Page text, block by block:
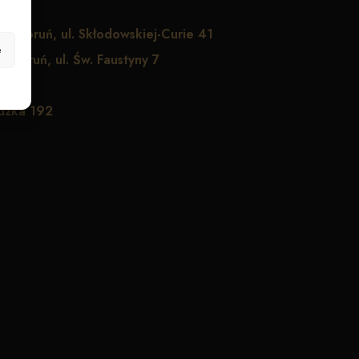
Toruń, ul. Skłodowskiej-Curie 41
Toruń, ul. Św. Faustyny 7
192